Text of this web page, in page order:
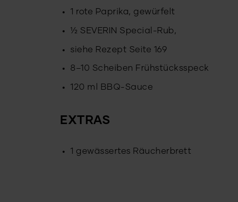
1 rote Paprika, gewürfelt
½ SEVERIN Special-Rub,
siehe Rezept Seite 169
8–10 Scheiben Frühstücksspeck
120 ml BBQ-Sauce
EXTRAS
1 gewässertes Räucherbrett